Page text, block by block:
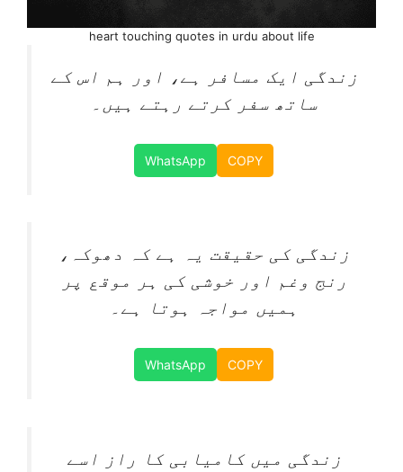
heart touching quotes in urdu about life
زندگی ایک مسافر ہے، اور ہم اس کے
ساتھ سفر کرتے رہتے ہیں۔
WhatsApp COPY
زندگی کی حقیقت یہ ہے کہ دھوکہ،
رنج وغم اور خوشی کی ہر موقع پر
ہمیں مواجہ ہوتا ہے۔
WhatsApp COPY
زندگی میں کامیابی کا راز اسے